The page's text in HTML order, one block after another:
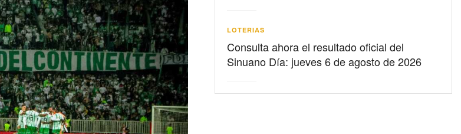
LOTERIAS
Consulta ahora el resultado oficial del
Sinuano Día: jueves 6 de agosto de 2026